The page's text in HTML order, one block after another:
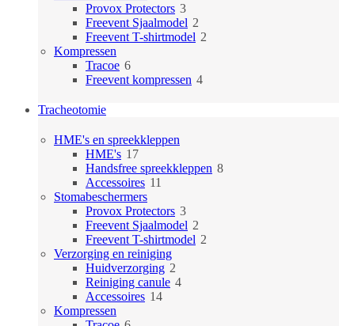
Provox Protectors 33
producten
Freevent Sjaalmodel 2
producten
Freevent T-shirtmodel 2
Kompressen
Tracoe 66
producten
Freevent kompressen 44
Tracheotomie
HME's en spreekkleppen
HME's 1717
producten
Handsfree spreekkleppen 88
Accessoires 11
Stomabeschermers
Provox Protectors 33
producten
Freevent Sjaalmodel 2
producten
Freevent T-shirtmodel 2
Verzorging en reiniging
Huidverzorging 2
producten
Reiniging canule 44
Accessoires 1414
Kompressen